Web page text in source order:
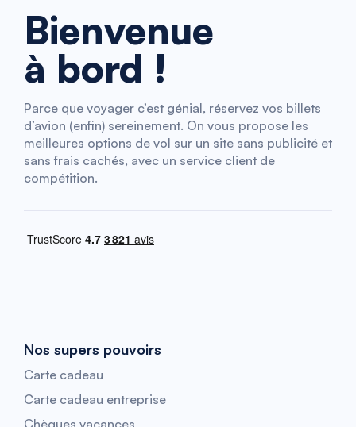
Bienvenue
à bord !
Parce que voyager c’est génial, réservez vos billets
d’avion (enfin) sereinement. On vous propose les
meilleures options de vol sur un site sans publicité et
sans frais cachés, avec un service client de
compétition.
Nos supers pouvoirs
Carte cadeau
Carte cadeau entreprise
Chèques vacances